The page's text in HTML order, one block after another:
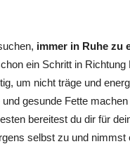
immer in Ruhe zu
ein Schritt in
um nicht träge und
gesunde Fette
bereitest du dir für
selbst zu und